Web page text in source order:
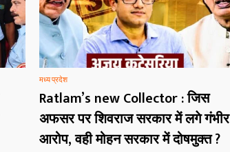
मध्य प्रदेश
Ratlam’s new Collector : जिस
अफसर पर शिवराज सरकार में लगे गंभीर
आरोप, वही मोहन सरकार में दोषमुक्त ?